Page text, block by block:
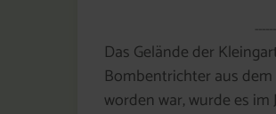
Das Gelände der
Bombentrichter aus
worden war, wurde es